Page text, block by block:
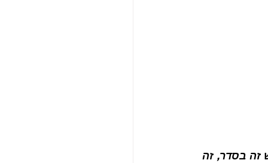
זה בסדר, זה